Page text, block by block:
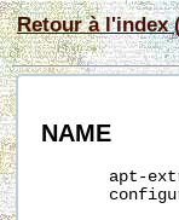
Retour à l'index
NAME
apt-